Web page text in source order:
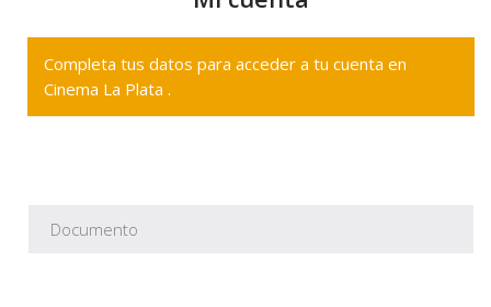
Completa tus datos para acceder a tu cuenta en
Cinema La Plata .